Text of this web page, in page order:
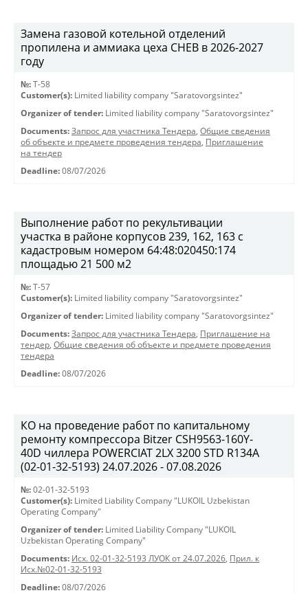
Замена газовой котельной отделений
пропилена и аммиака цеха СНЕВ в 2026-2027
году
№: Т-58
Customer(s): Limited liability company "Saratovorgsintez"
Organizer of tender: Limited liability company "Saratovorgsintez"
Documents: Запрос для участника Тендера, Общие сведения
об объекте и предмете проведения тендера, Приглашение
на тендер
Deadline: 08/07/2026
Выполнение работ по рекультивации
участка в районе корпусов 239, 162, 163 с
кадастровым номером 64:48:020450:174
площадью 21 500 м2
№: T-57
Customer(s): Limited liability company "Saratovorgsintez"
Organizer of tender: Limited liability company "Saratovorgsintez"
Documents: Запрос для участника Тендера, Приглашение на
тендер, Общие сведения об объекте и предмете проведения
тендера
Deadline: 08/07/2026
КО на проведение работ по капитальному
ремонту компрессора Bitzer CSH9563-160Y-
40D чиллера POWERCIAT 2LX 3200 STD R134A
(02-01-32-5193) 24.07.2026 - 07.08.2026
№: 02-01-32-5193
Customer(s): Limited Liability Company "LUKOIL Uzbekistan
Operating Company"
Organizer of tender: Limited Liability Company "LUKOIL
Uzbekistan Operating Company"
Documents: Исх. 02-01-32-5193 ЛУОК от 24.07.2026, Прил. к
Исх.№02-01-32-5193
Deadline: 08/07/2026